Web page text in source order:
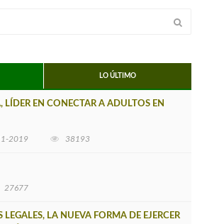
LO ÚLTIMO
LÍDER EN CONECTAR A ADULTOS EN
2019 38193
27677
LEGALES, LA NUEVA FORMA DE EJERCER